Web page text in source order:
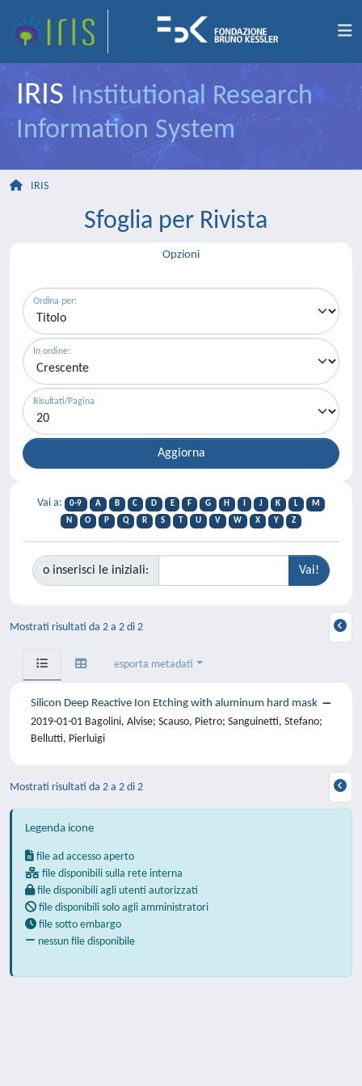
IRIS Institutional Research
Information System
IRIS
Sfoglia per Rivista
Opzioni
Ordina per:
In ordine:
Risultati/Pagina
Vai a: 0-9 A B C D E F G H J K L
M
N
O P Q R S T U V W X Y Z
o inserisci le iniziali:
Mostrati risultati da 2 a 2 di 2
esporta metadati
Silicon Deep Reactive Ion Etching with aluminum hard mask
2019-01-01 Bagolini, Alvise; Scauso, Pietro; Sanguinetti, Stefano;
Bellutti, Pierluigi
Mostrati risultati da 2 a 2 di 2
Legenda icone
file ad accesso aperto
file disponibili sulla rete interna
file disponibili agli utenti autorizzati
file disponibili solo agli amministratori
file sotto embargo
nessun file disponibile